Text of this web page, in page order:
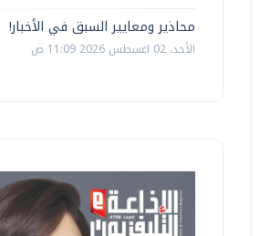
محاذير ومعايير السبق في الأخبار!
الأحد، 02 اغسطس 2026 11:09 ص